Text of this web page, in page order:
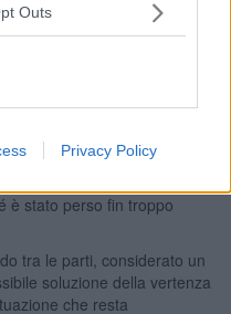
Outs
Privacy Policy
speciale della
Valerio Fabiani, che ha
- rappresenta un passo
non chiusa, che
che la situazione
le istituzioni e alle parti
è stato perso fin troppo
tra le parti, considerato un
soluzione della vertenza
che resta